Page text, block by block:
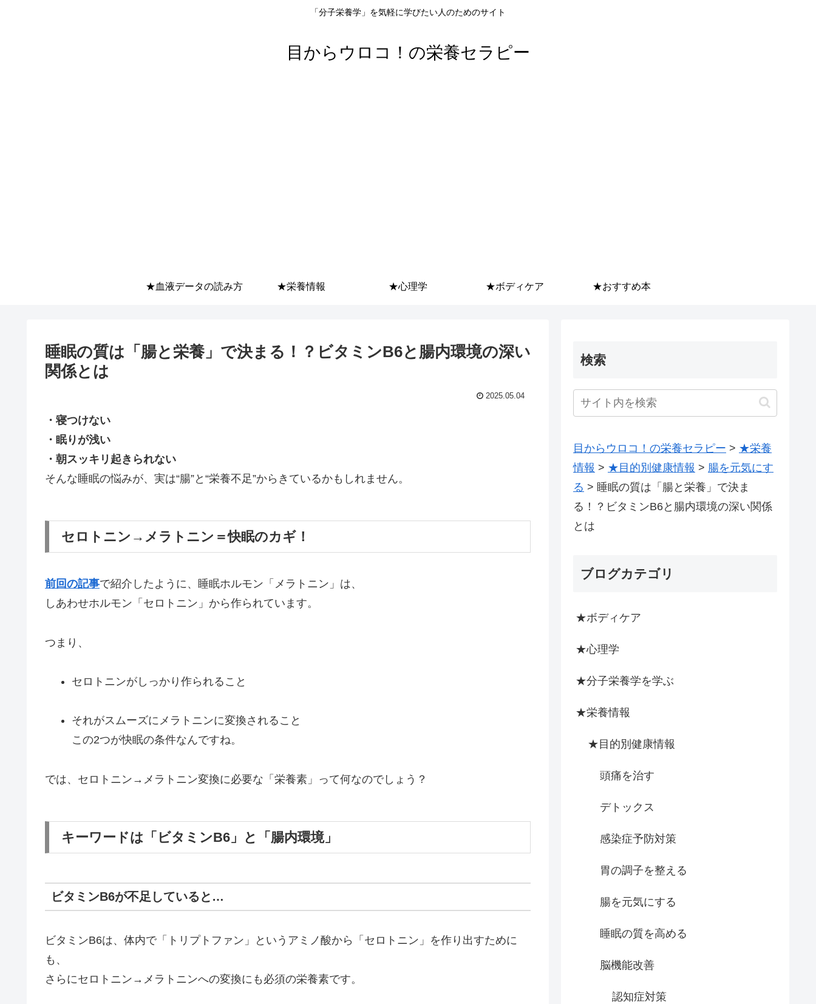
「分子栄養学」を気軽に学びたい人のためのサイト
目からウロコ！の栄養セラピー
★血液データの読み方 ★栄養情報 ★心理学 ★ボディケア ★おすすめ本
睡眠の質は「腸と栄養」で決まる！？ビタミンB6と腸内環境の深い
関係とは
2025.05.04
・寝つけない
・眠りが浅い
・朝スッキリ起きられない
そんな睡眠の悩みが、実は“腸”と“栄養不足”からきているかもしれません。
セロトニン→メラトニン＝快眠のカギ！
前回の記事で紹介したように、睡眠ホルモン「メラトニン」は、
しあわせホルモン「セロトニン」から作られています。
つまり、
セロトニンがしっかり作られること
それがスムーズにメラトニンに変換されること
この2つが快眠の条件なんですね。
では、セロトニン→メラトニン変換に必要な「栄養素」って何なのでしょう？
キーワードは「ビタミンB6」と「腸内環境」
ビタミンB6が不足していると…
ビタミンB6は、体内で「トリプトファン」というアミノ酸から「セロトニン」を作り出すために
も、
さらにセロトニン→メラトニンへの変換にも必須の栄養素です。
検索
目からウロコ！の栄養セラピー > ★栄養
情報 > ★目的別健康情報 > 腸を元気にす
る > 睡眠の質は「腸と栄養」で決ま
る！？ビタミンB6と腸内環境の深い関係
とは
ブログカテゴリ
★ボディケア
★心理学
★分子栄養学を学ぶ
★栄養情報
★目的別健康情報
頭痛を治す
デトックス
感染症予防対策
胃の調子を整える
腸を元気にする
睡眠の質を高める
脳機能改善
認知症対策